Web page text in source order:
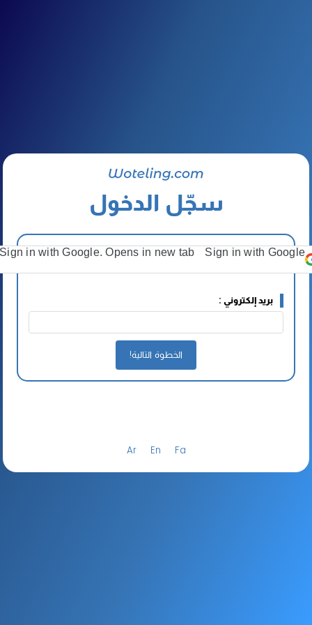
سجّل الدخول
Sign in with Google
Sign in with Google. Opens in new tab
بريد إلكتروني
Fa
En
Ar